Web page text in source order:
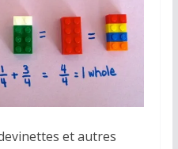
et autres